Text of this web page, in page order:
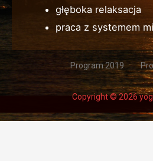
głęboka relaksacja
praca z systemem
Copyright © 2026
Program 2019